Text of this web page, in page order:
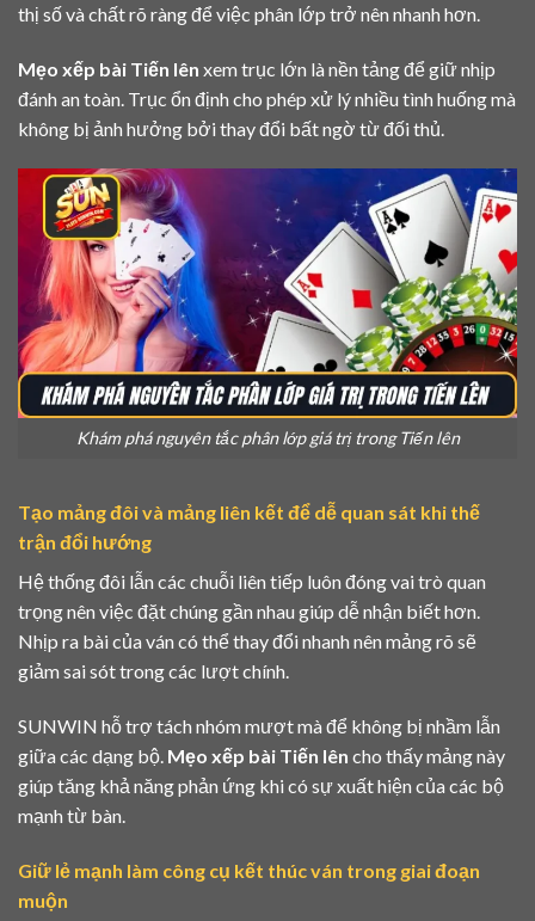
thị số và chất rõ ràng để việc phân lớp trở nên nhanh hơn.
Mẹo xếp bài Tiến lên xem trục lớn là nền tảng để giữ nhịp
đánh an toàn. Trục ổn định cho phép xử lý nhiều tình huống mà
không bị ảnh hưởng bởi thay đổi bất ngờ từ đối thủ.
Khám phá nguyên tắc phân lớp giá trị trong Tiến lên
Tạo mảng đôi và mảng liên kết để dễ quan sát khi thế
trận đổi hướng
Hệ thống đôi lẫn các chuỗi liên tiếp luôn đóng vai trò quan
trọng nên việc đặt chúng gần nhau giúp dễ nhận biết hơn.
Nhịp ra bài của ván có thể thay đổi nhanh nên mảng rõ sẽ
giảm sai sót trong các lượt chính.
SUNWIN hỗ trợ tách nhóm mượt mà để không bị nhầm lẫn
giữa các dạng bộ. Mẹo xếp bài Tiến lên cho thấy mảng này
giúp tăng khả năng phản ứng khi có sự xuất hiện của các bộ
mạnh từ bàn.
Giữ lẻ mạnh làm công cụ kết thúc ván trong giai đoạn
muộn